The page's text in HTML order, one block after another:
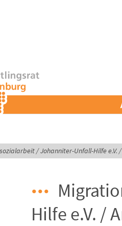
/ Johanniter-Unfall-Hilfe e.V.
Hilfe e.V. /